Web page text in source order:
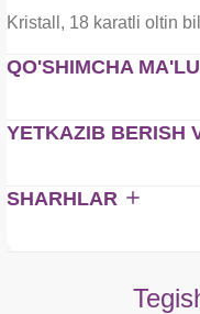
Kristall, 18 karatli oltin
QO'SHIMCHA
YETKAZIB BERISH
SHARHLAR